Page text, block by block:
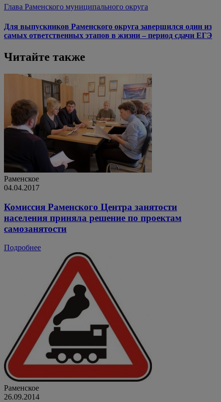
Глава Раменского муниципального округа
Для выпускников Раменского округа завершился один из
самых ответственных этапов в жизни – период сдачи ЕГЭ
Читайте также
Раменское
04.04.2017
Комиссия Раменского Центра занятости
населения приняла решение по проектам
самозанятости
Подробнее
Раменское
26.09.2014